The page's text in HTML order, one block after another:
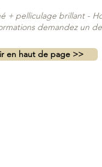
+ pelliculage brillant -
demandez un
en haut de page >>